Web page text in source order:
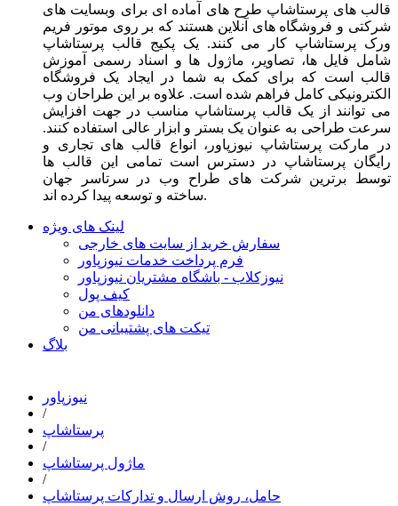
قالب های پرستاشاپ طرح های آماده ای برای وبسایت های
شرکتی و فروشگاه های آنلاین هستند که بر روی موتور فریم
ورک پرستاشاپ کار می کنند. یک پکیج قالب پرستاشاپ
شامل فایل ها، تصاویر، ماژول ها و اسناد رسمی آموزش
قالب است که برای کمک به شما در ایجاد یک فروشگاه
الکترونیکی کامل فراهم شده است. علاوه بر این طراحان وب
می توانند از یک قالب پرستاشاپ مناسب در جهت افزایش
سرعت طراحی به عنوان یک بستر و ابزار عالی استفاده کنند.
در مارکت پرستاشاپ نیوزپاور، انواع قالب های تجاری و
رایگان پرستاشاپ در دسترس است تمامی این قالب ها
توسط برترین شرکت های طراح وب در سرتاسر جهان
ساخته و توسعه پیدا کرده اند.
لینک های ویژه
سفارش خرید از سایت های خارجی
فرم پرداخت خدمات نیوزپاور
نیوزکلاب - باشگاه مشتریان نیوزپاور
کیف پول
دانلودهای من
تیکت های پشتیبانی من
بلاگ
نیوزپاور
/
پرستاشاپ
/
ماژول پرستاشاپ
/
حامل، روش ارسال و تدارکات پرستاشاپ